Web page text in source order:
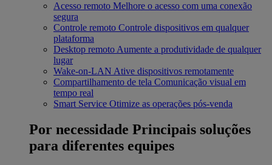
Acesso remoto Melhore o acesso com uma conexão
segura
Controle remoto Controle dispositivos em qualquer
plataforma
Desktop remoto Aumente a produtividade de qualquer
lugar
Wake-on-LAN Ative dispositivos remotamente
Compartilhamento de tela Comunicação visual em
tempo real
Smart Service Otimize as operações pós-venda
Por necessidade Principais soluções
para diferentes equipes